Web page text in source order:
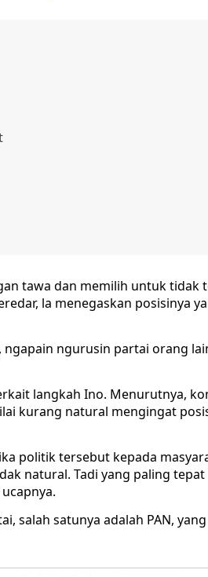
tawa dan memilih untuk tidak
la menegaskan posisinya
ngapain ngurusin partai orang
langkah Ino. Menurutnya,
kurang natural mengingat
politik tersebut kepada
natural. Tadi yang paling tepat
salah satunya adalah PAN,